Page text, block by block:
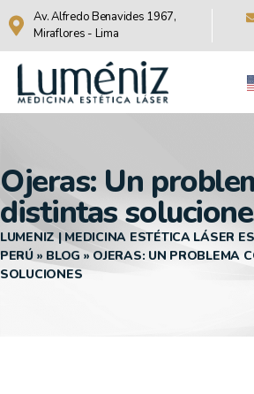
Av. Alfredo Benavides 1967,
Miraflores - Lima
Ojeras: Un
distintas
LUMENIZ | MEDICINA ESTÉTICA LÁSER
PERÚ» BLOG » OJERAS: UN PROBLEMA
SOLUCIONES